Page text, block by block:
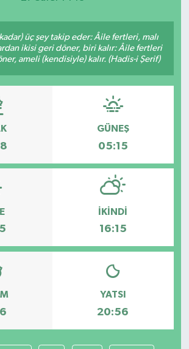
üç şey takip eder: Âile fertleri, malı
ikisi geri döner, biri kalır: Âile fertleri
ameli (kendisiyle) kalır. (Hadis-i Şerif)
GÜNEŞ
05:15
İKINDI
16:15
YATSI
20:56